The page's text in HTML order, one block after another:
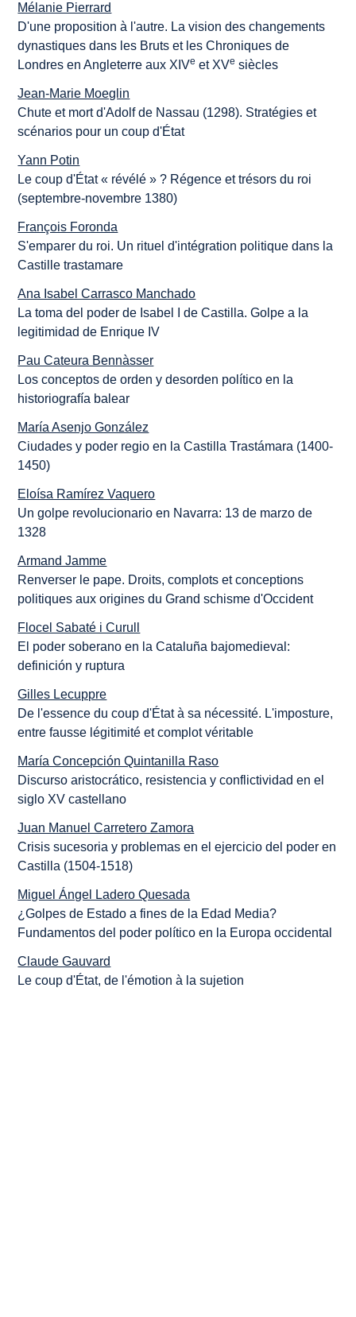
Mélanie Pierrard
D'une proposition à l'autre. La vision des changements
dynastiques dans les Bruts et les Chroniques de
Londres en Angleterre aux XIVe et XVe siècles
Jean-Marie Moeglin
Chute et mort d'Adolf de Nassau (1298). Stratégies et
scénarios pour un coup d'État
Yann Potin
Le coup d'État « révélé » ? Régence et trésors du roi
(septembre-novembre 1380)
François Foronda
S'emparer du roi. Un rituel d'intégration politique dans la
Castille trastamare
Ana Isabel Carrasco Manchado
La toma del poder de Isabel I de Castilla. Golpe a la
legitimidad de Enrique IV
Pau Cateura Bennàsser
Los conceptos de orden y desorden político en la
historiografía balear
María Asenjo González
Ciudades y poder regio en la Castilla Trastámara (1400-
1450)
Eloísa Ramírez Vaquero
Un golpe revolucionario en Navarra: 13 de marzo de
1328
Armand Jamme
Renverser le pape. Droits, complots et conceptions
politiques aux origines du Grand schisme d'Occident
Flocel Sabaté i Curull
El poder soberano en la Cataluña bajomedieval:
definición y ruptura
Gilles Lecuppre
De l'essence du coup d'État à sa nécessité. L'imposture,
entre fausse légitimité et complot véritable
María Concepción Quintanilla Raso
Discurso aristocrático, resistencia y conflictividad en el
siglo XV castellano
Juan Manuel Carretero Zamora
Crisis sucesoria y problemas en el ejercicio del poder en
Castilla (1504-1518)
Miguel Ángel Ladero Quesada
¿Golpes de Estado a fines de la Edad Media?
Fundamentos del poder político en la Europa occidental
Claude Gauvard
Le coup d'État, de l'émotion à la sujetion